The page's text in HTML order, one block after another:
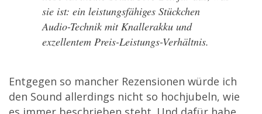
sie ist: ein leistungsfähiges Stückchen
Audio-Technik mit Knallerakku und
exzellentem Preis-Leistungs-Verhältnis.
Entgegen so mancher Rezensionen würde ich
den Sound allerdings nicht so hochjubeln, wie